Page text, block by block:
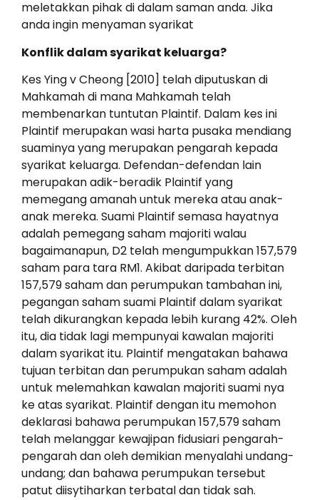
meletakkan pihak di dalam saman anda. Jika
anda ingin menyaman syarikat
Konflik dalam syarikat keluarga?
Kes Ying v Cheong [2010] telah diputuskan di
Mahkamah di mana Mahkamah telah
membenarkan tuntutan Plaintif. Dalam kes ini
Plaintif merupakan wasi harta pusaka mendiang
suaminya yang merupakan pengarah kepada
syarikat keluarga. Defendan-defendan lain
merupakan adik-beradik Plaintif yang
memegang amanah untuk mereka atau anak-
anak mereka. Suami Plaintif semasa hayatnya
adalah pemegang saham majoriti walau
bagaimanapun, D2 telah mengumpukkan 157,579
saham para tara RM1. Akibat daripada terbitan
157,579 saham dan perumpukan tambahan ini,
pegangan saham suami Plaintif dalam syarikat
telah dikurangkan kepada lebih kurang 42%. Oleh
itu, dia tidak lagi mempunyai kawalan majoriti
dalam syarikat itu. Plaintif mengatakan bahawa
tujuan terbitan dan perumpukan saham adalah
untuk melemahkan kawalan majoriti suami nya
ke atas syarikat. Plaintif dengan itu memohon
deklarasi bahawa perumpukan 157,579 saham
telah melanggar kewajipan fidusiari pengarah-
pengarah dan oleh demikian menyalahi undang-
undang; dan bahawa perumpukan tersebut
patut diisytiharkan terbatal dan tidak sah.